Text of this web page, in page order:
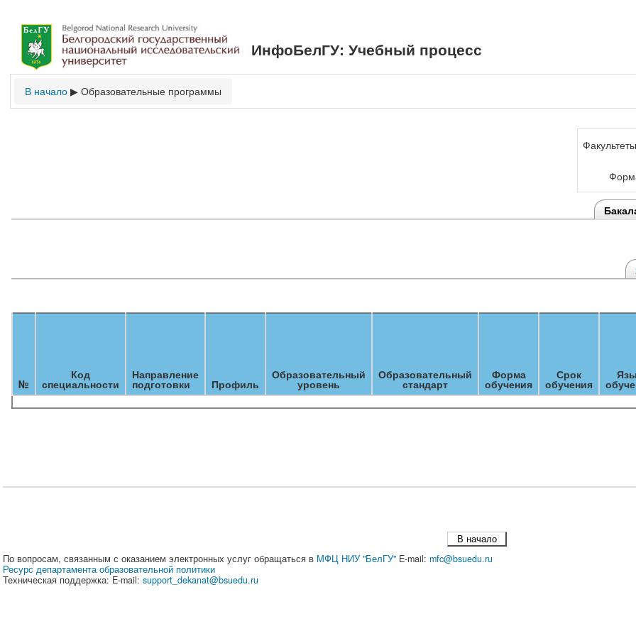
ИнфоБелГУ: Учебный процесс
В начало ▶ Образовательные программы
№
Код
специальности
Направление
подготовки Профиль
Образовательный
уровень
Образовательный
стандарт
Форма
обучения
Срок
обучения
В начало
По вопросам, связанным с оказанием электронных услуг обращаться в МФЦ НИУ "БелГУ" E-mail: mfc@bsuedu.ru
Ресурс департамента образовательной политики
Техническая поддержка: E-mail: support_dekanat@bsuedu.ru